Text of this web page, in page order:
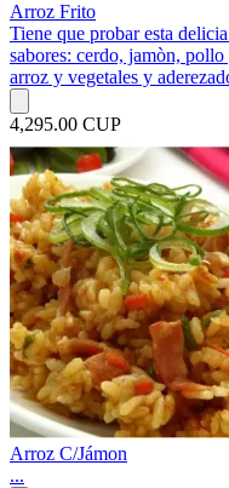
Arroz Frito
Tiene que probar esta
sabores: cerdo, jamòn,
arroz y vegetales y
4,295.00 CUP
Arroz C/Jámon
...